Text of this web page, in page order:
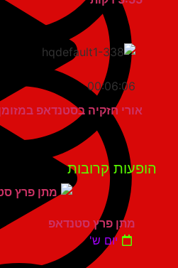
00:06:06
אורי חזקיה בסטנדאפ במזומן
קרובות
מתן פרץ סטנדאפ
יום ש'